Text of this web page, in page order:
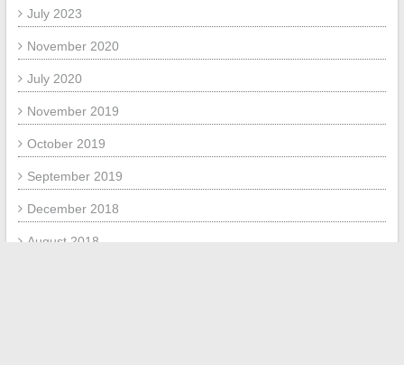
July 2023
November 2020
July 2020
November 2019
October 2019
September 2019
December 2018
August 2018